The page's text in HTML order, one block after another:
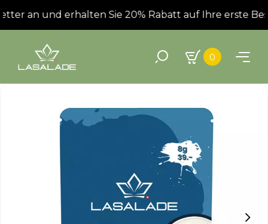
an und erhalten Sie 20% Rabatt auf Ihre erste
0